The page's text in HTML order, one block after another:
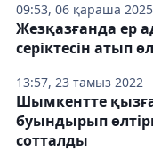
09:53, 06 қараша 2025
13:57, 23 тамыз 2022
Жезқазғанда ер
серіктесін атып
Шымкентте
буындырып
сотталды